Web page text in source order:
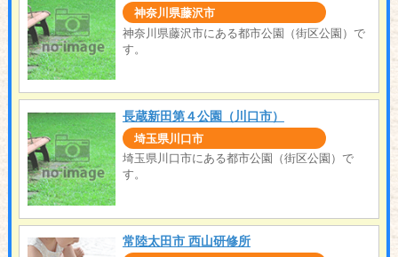
神奈川県藤沢市
神奈川県藤沢市にある都市公園（街区公園）で
す。
長蔵新田第４公園（川口市）
埼玉県川口市
埼玉県川口市にある都市公園（街区公園）で
す。
常陸太田市 西山研修所